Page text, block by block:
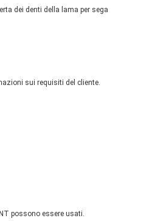
dei denti della lama per sega
sui requisiti del cliente.
possono essere usati.